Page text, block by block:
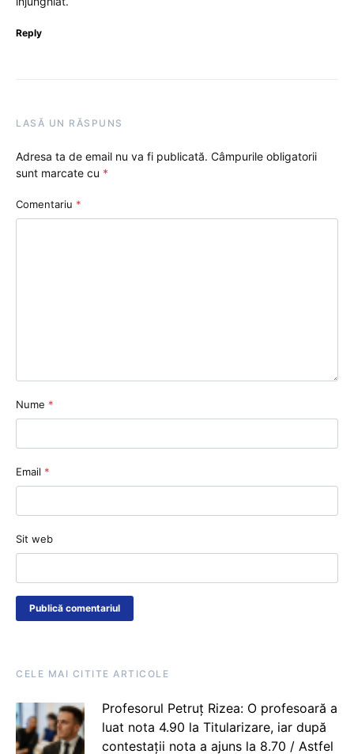
Reply
LASĂ UN RĂSPUNS
Adresa ta de email nu va fi publicată. Câmpurile obligatorii
sunt marcate cu *
Comentariu *
Nume *
Email *
Sit web
CELE MAI CITITE ARTICOLE
Profesorul Petruț Rizea: O profesoară a
luat nota 4.90 la Titularizare, iar după
contestații nota a ajuns la 8.70 / Astfel